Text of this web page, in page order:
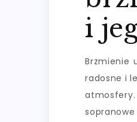
i
Brzmienie
radosne i